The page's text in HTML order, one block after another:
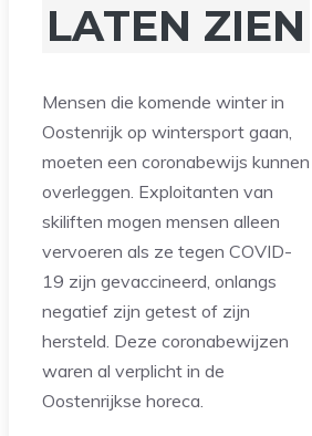
LATEN ZIEN
Mensen die komende winter in
Oostenrijk op wintersport gaan,
moeten een coronabewijs kunnen
overleggen. Exploitanten van
skiliften mogen mensen alleen
vervoeren als ze tegen COVID-
19 zijn gevaccineerd, onlangs
negatief zijn getest of zijn
hersteld. Deze coronabewijzen
waren al verplicht in de
Oostenrijkse horeca.